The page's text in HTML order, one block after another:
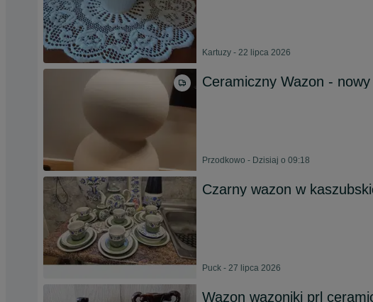
Kartuzy - 22 lipca 2026
Ceramiczny Wazon - nowy
Przodkowo - Dzisiaj o 09:18
Czarny wazon w
Puck - 27 lipca 2026
Wazon wazoniki prl